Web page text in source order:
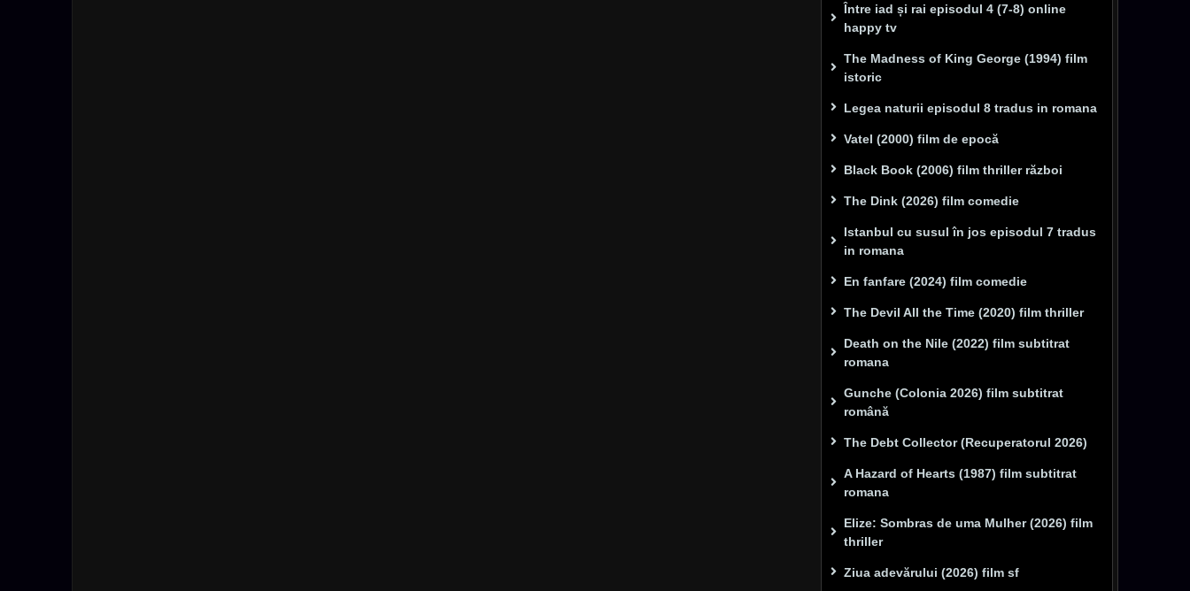
Între iad și rai episodul 4 (7-8) online
happy tv
The Madness of King George (1994) film
istoric
Legea naturii episodul 8 tradus in romana
Vatel (2000) film de epocă
Black Book (2006) film thriller război
The Dink (2026) film comedie
Istanbul cu susul în jos episodul 7 tradus
in romana
En fanfare (2024) film comedie
The Devil All the Time (2020) film thriller
Death on the Nile (2022) film subtitrat
romana
Gunche (Colonia 2026) film subtitrat
română
The Debt Collector (Recuperatorul 2026)
A Hazard of Hearts (1987) film subtitrat
romana
Elize: Sombras de uma Mulher (2026) film
thriller
Ziua adevărului (2026) film sf